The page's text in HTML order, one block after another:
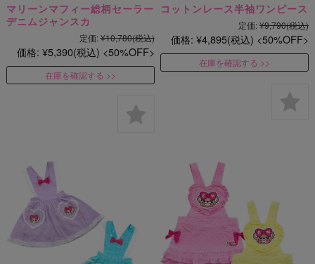
マリーンマフィー総柄セーラー
デニムジャンスカ
定価:¥10,780(税込)
価格: ¥5,390(税込) 50%OFF
在庫を確認する
コットンレース半袖ワンピース
定価:¥9,790(税込)
価格: ¥4,895(税込) 50%OFF
在庫を確認する